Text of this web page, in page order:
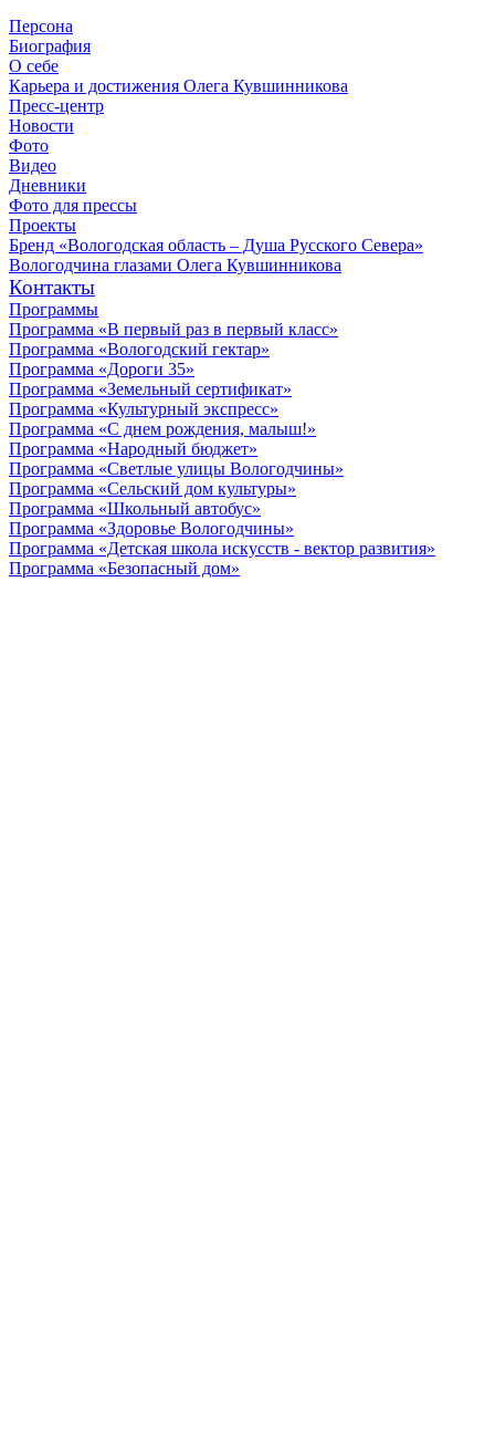
Персона
Биография
О себе
Карьера и достижения Олега Кувшинникова
Пресс-центр
Новости
Фото
Видео
Дневники
Фото для прессы
Проекты
Бренд «Вологодская область – Душа Русского Севера»
Вологодчина глазами Олега Кувшинникова
Контакты
Программы
Программа «В первый раз в первый класс»
Программа «Вологодский гектар»
Программа «Дороги 35»
Программа «Земельный сертификат»
Программа «Культурный экспресс»
Программа «С днем рождения, малыш!»
Программа «Народный бюджет»
Программа «Светлые улицы Вологодчины»
Программа «Сельский дом культуры»
Программа «Школьный автобус»
Программа «Здоровье Вологодчины»
Программа «Детская школа искусств - вектор развития»
Программа «Безопасный дом»